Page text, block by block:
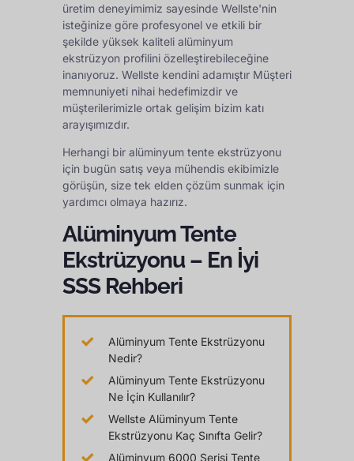
üretim deneyimimiz sayesinde Wellste'nin
isteğinize göre profesyonel ve etkili bir
şekilde yüksek kaliteli alüminyum
ekstrüzyon profilini özelleştirebileceğine
inanıyoruz. Wellste kendini adamıştır Müşteri
memnuniyeti nihai hedefimizdir ve
müşterilerimizle ortak gelişim bizim katı
arayışımızdır.
Herhangi bir alüminyum tente ekstrüzyonu
için bugün satış veya mühendis ekibimizle
görüşün, size tek elden çözüm sunmak için
yardımcı olmaya hazırız.
Alüminyum Tente
Ekstrüzyonu – En İyi
SSS Rehberi
Alüminyum Tente Ekstrüzyonu
Nedir?
Alüminyum Tente Ekstrüzyonu
Ne İçin Kullanılır?
Wellste Alüminyum Tente
Ekstrüzyonu Kaç Sınıfta Gelir?
Alüminyum 6000 Serisi Tente